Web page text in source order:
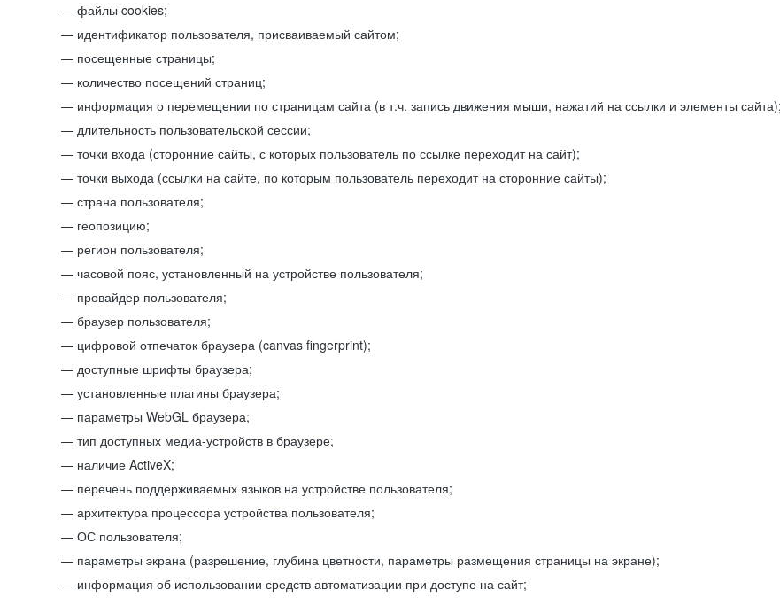
файлы cookies;
идентификатор пользователя, присваиваемый сайтом;
посещенные страницы;
количество посещений страниц;
информация о перемещении по страницам сайта (в т.ч. запись движения мыши, нажатий на ссылки и элементы сайта);
длительность пользовательской сессии;
точки входа (сторонние сайты, с которых пользователь по ссылке переходит на сайт);
точки выхода (ссылки на сайте, по которым пользователь переходит на сторонние сайты);
страна пользователя;
геопозицию;
регион пользователя;
часовой пояс, установленный на устройстве пользователя;
провайдер пользователя;
браузер пользователя;
цифровой отпечаток браузера (canvas fingerprint);
доступные шрифты браузера;
установленные плагины браузера;
параметры WebGL браузера;
тип доступных медиа-устройств в браузере;
наличие ActiveX;
перечень поддерживаемых языков на устройстве пользователя;
архитектура процессора устройства пользователя;
ОС пользователя;
параметры экрана (разрешение, глубина цветности, параметры размещения страницы на экране);
информация об использовании средств автоматизации при доступе на сайт;